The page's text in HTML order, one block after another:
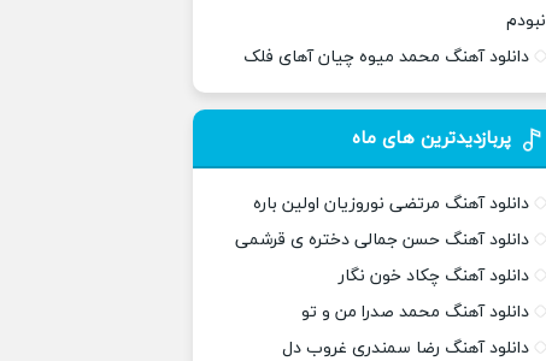
نبودم
دانلود آهنگ محمد میوه چیان آهای فلک
پربازدیدترین های ماه
دانلود آهنگ مرتضی نوروزیان اولین باره
دانلود آهنگ حسن جمالی دختره ی قرشمی
دانلود آهنگ چکاد خون نگار
دانلود آهنگ محمد صدرا من و تو
دانلود آهنگ رضا سمندری غروب دل